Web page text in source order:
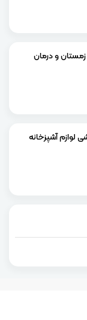
و درمان
لوازم آشپزخانه